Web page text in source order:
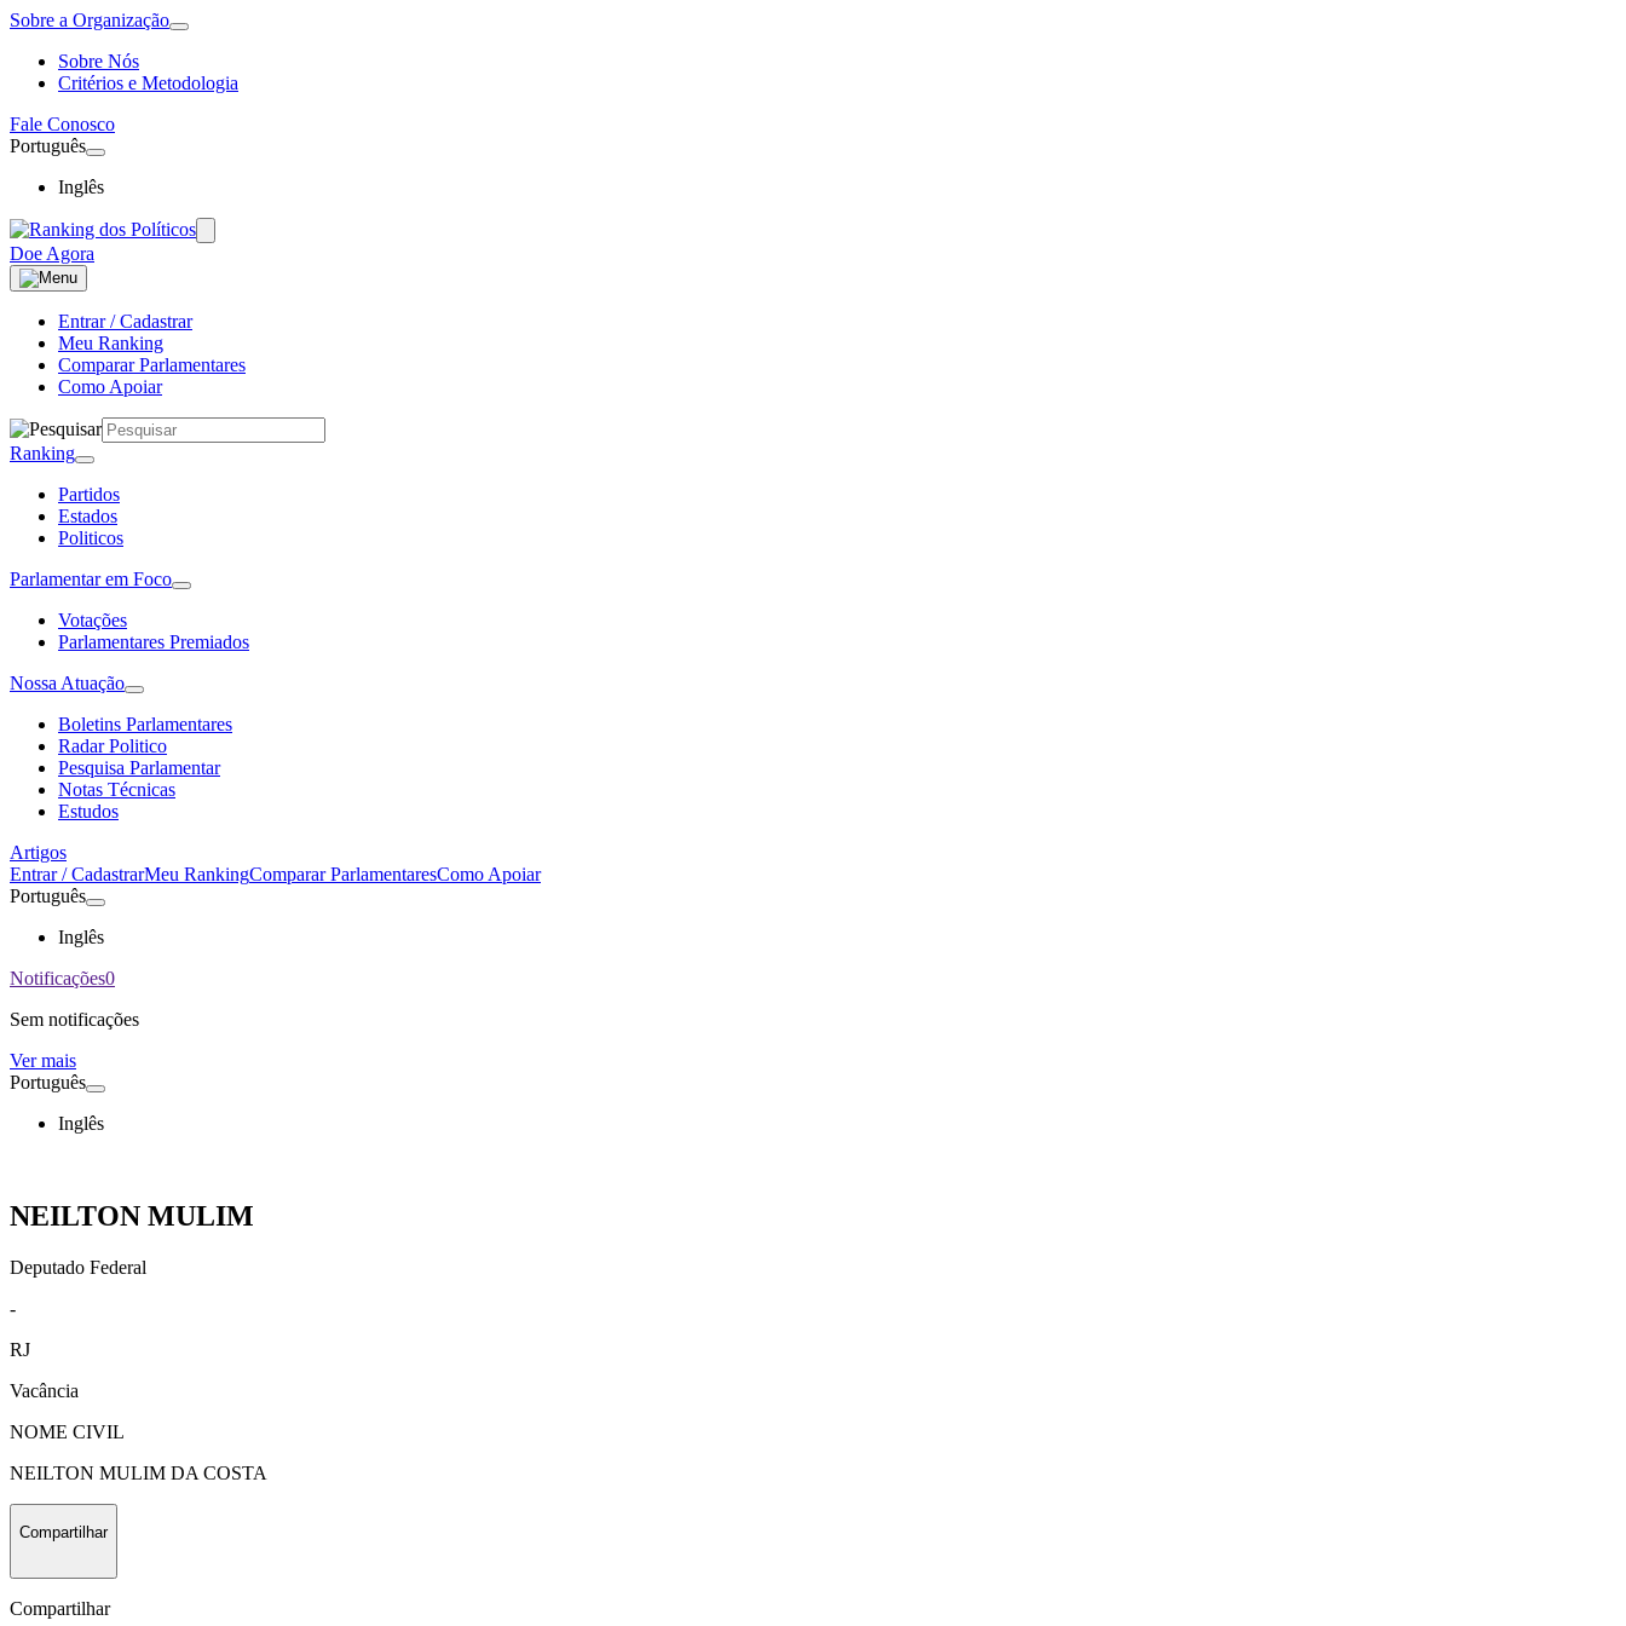
Sobre a Organização
Sobre Nós
Critérios e Metodologia
Fale Conosco
Português
Inglês
Doe Agora
Entrar / Cadastrar
Meu Ranking
Comparar Parlamentares
Como Apoiar
Ranking
Partidos
Estados
Politicos
Parlamentar em Foco
Votações
Parlamentares Premiados
Nossa Atuação
Boletins Parlamentares
Radar Politico
Pesquisa Parlamentar
Notas Técnicas
Estudos
Artigos
Entrar / CadastrarMeu RankingComparar ParlamentaresComo Apoiar
Português
Inglês
Notificações0
Sem notificações
Ver mais
Português
Inglês
NEILTON MULIM
Deputado Federal
-
RJ
Vacância
NOME CIVIL
NEILTON MULIM DA COSTA
Compartilhar
Compartilhar